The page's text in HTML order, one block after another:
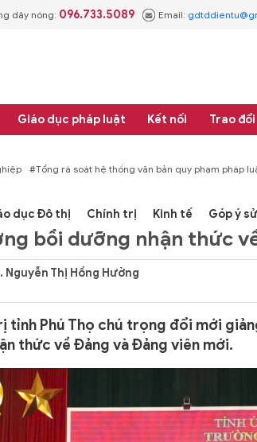
dây nóng: 096.733.5089 Email:
Giáo dục pháp luật Kết nối Trao đổi
#Tổng rà soát hệ thống văn bản quy phạm pháp
dục Đô thị Chính trị Kinh tế Góp ý
bồi dưỡng nhận thức
Nguyễn Thị Hồng Hường
tỉnh Phú Thọ chú trọng đổi mới
thức về Đảng và Đảng viên mới.